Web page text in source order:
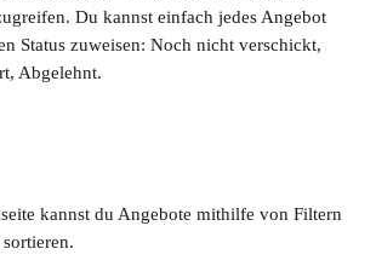
Du kannst einfach jedes Angebot
Status zuweisen: Noch nicht verschickt,
Abgelehnt.
kannst du Angebote mithilfe von Filtern